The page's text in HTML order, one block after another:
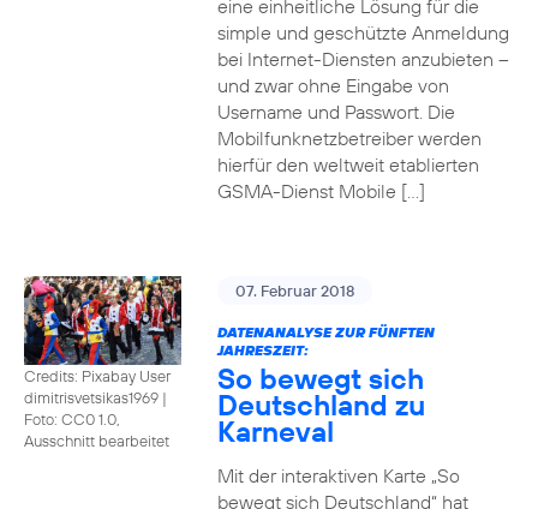
eine einheitliche Lösung für die
simple und geschützte Anmeldung
bei Internet-Diensten anzubieten –
und zwar ohne Eingabe von
Username und Passwort. Die
Mobilfunknetzbetreiber werden
hierfür den weltweit etablierten
GSMA-Dienst Mobile […]
Credits: Pixabay User
dimitrisvetsikas1969 |
Foto: CC0 1.0,
Ausschnitt bearbeitet
07. Februar 2018
DATENANALYSE ZUR FÜNFTEN
JAHRESZEIT:
So bewegt sich
Deutschland zu
Karneval
Mit der interaktiven Karte „So
bewegt sich Deutschland“ hat